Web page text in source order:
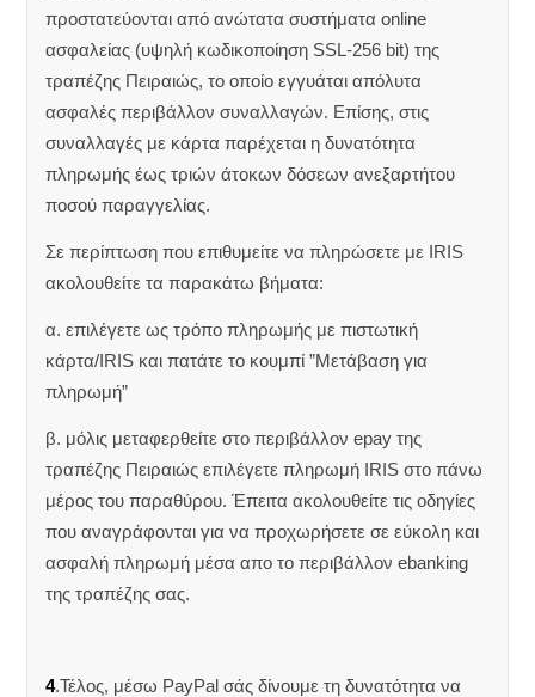
προστατεύονται από ανώτατα συστήματα online
ασφαλείας (υψηλή κωδικοποίηση SSL-256 bit) της
τραπέζης Πειραιώς, το οποίο εγγυάται απόλυτα
ασφαλές περιβάλλον συναλλαγών. Επίσης, στις
συναλλαγές με κάρτα παρέχεται η δυνατότητα
πληρωμής έως τριών άτοκων δόσεων ανεξαρτήτου
ποσού παραγγελίας.
Σε περίπτωση που επιθυμείτε να πληρώσετε με IRIS
ακολουθείτε τα παρακάτω βήματα:
α. επιλέγετε ως τρόπο πληρωμής με πιστωτική
κάρτα/IRIS και πατάτε το κουμπί ”Μετάβαση για
πληρωμή”
β. μόλις μεταφερθείτε στο περιβάλλον epay της
τραπέζης Πειραιώς επιλέγετε πληρωμή IRIS στο πάνω
μέρος του παραθύρου. Έπειτα ακολουθείτε τις οδηγίες
που αναγράφονται για να προχωρήσετε σε εύκολη και
ασφαλή πληρωμή μέσα απο το περιβάλλον ebanking
της τραπέζης σας.
4.Τέλος, μέσω PayPal σάς δίνουμε τη δυνατότητα να